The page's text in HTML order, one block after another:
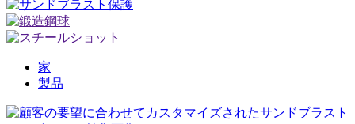
家
製品